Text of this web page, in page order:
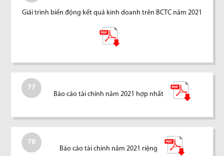
Giải trình biến động kết quả kinh doanh trên BCTC năm 2021
77
Báo cáo tài chính năm 2021 hợp nhất
78
Báo cáo tài chính năm 2021 riệng